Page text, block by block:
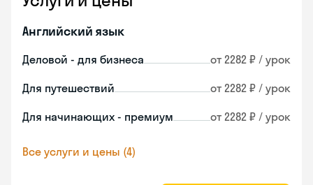
Английский язык
Деловой - для бизнеса от 2282 ₽ / урок
Для путешествий от 2282 ₽ / урок
Для начинающих - премиум от 2282 ₽ / урок
Все услуги и цены (4)